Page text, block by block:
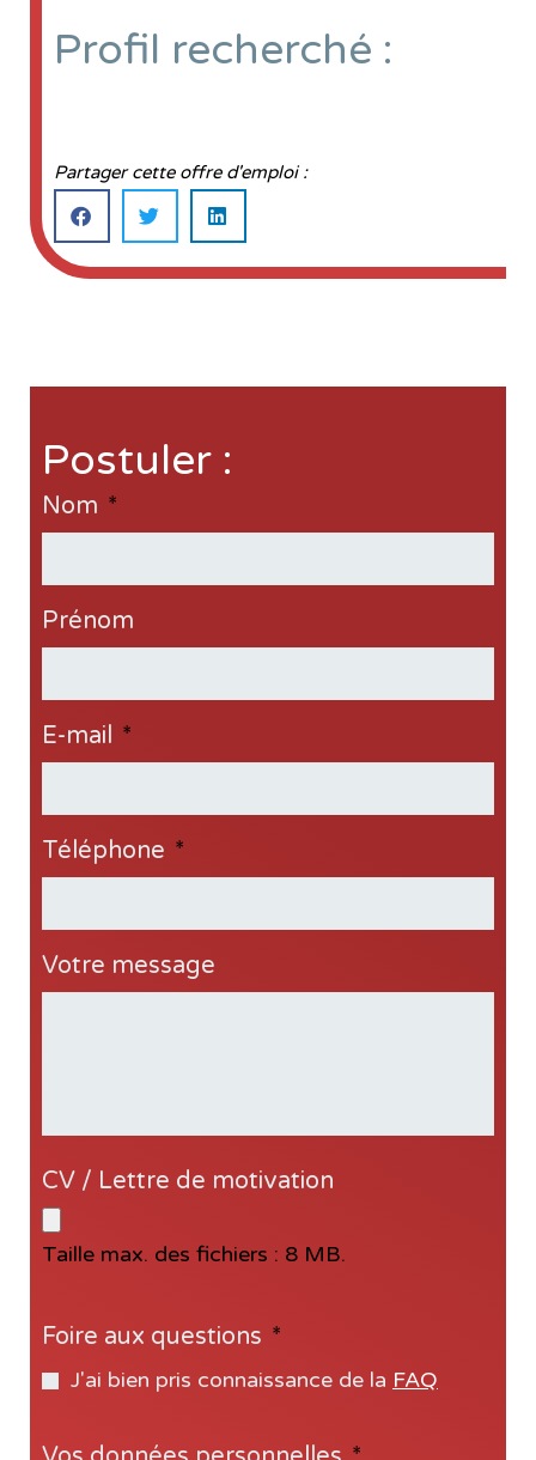
Profil recherché :
Partager cette offre d'emploi :
Postuler :
Nom *
Prénom
E-mail *
Téléphone *
Votre message
CV / Lettre de motivation
Taille max. des fichiers : 8 MB.
Foire aux questions *
J'ai bien pris connaissance de la FAQ